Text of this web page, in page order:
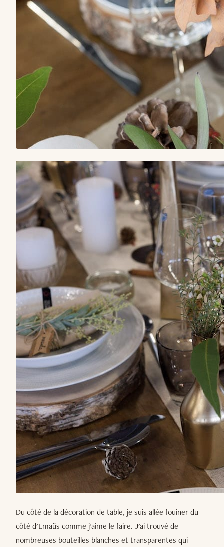
Du côté de la décoration de table, je suis allée fouiner du
côté d'Emaüs comme j'aime le faire. J'ai trouvé de
nombreuses bouteilles blanches et transparentes qui